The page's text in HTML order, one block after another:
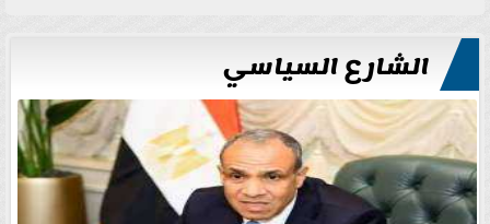
الشارع السياسي